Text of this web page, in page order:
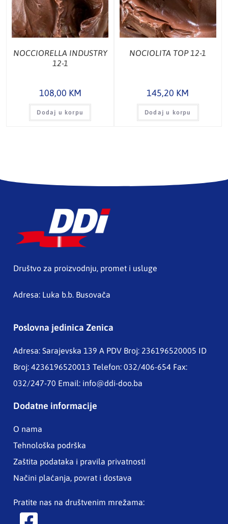
NOCCIORELLA INDUSTRY
12-1
108,00 KM
Dodaj u korpu
NOCIOLITA TOP 12-1
145,20 KM
Dodaj u korpu
Društvo za proizvodnju, promet i usluge
Adresa: Luka b.b. Busovača
Poslovna jedinica Zenica
Adresa: Sarajevska 139 A PDV Broj: 236196520005 ID
Broj: 4236196520013 Telefon: 032/406-654 Fax:
032/247-70 Email: info@ddi-doo.ba
Dodatne informacije
O nama
Tehnološka podrška
Zaštita podataka i pravila privatnosti
Načini plaćanja, povrat i dostava
Pratite nas na društvenim mrežama: